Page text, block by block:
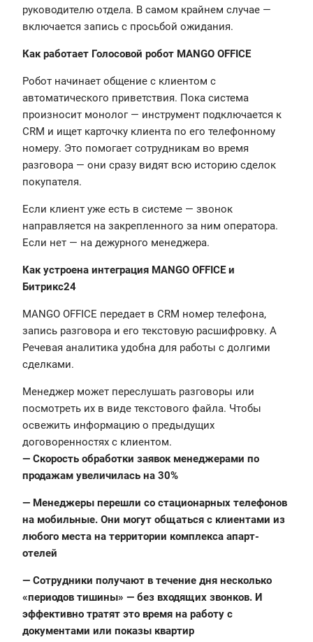
руководителю отдела. В самом крайнем случае —
включается запись с просьбой ожидания.
Как работает Голосовой робот MANGO OFFICE
Робот начинает общение с клиентом с
автоматического приветствия. Пока система
произносит монолог — инструмент подключается к
CRM и ищет карточку клиента по его телефонному
номеру. Это помогает сотрудникам во время
разговора — они сразу видят всю историю сделок
покупателя.
Если клиент уже есть в системе — звонок
направляется на закрепленного за ним оператора.
Если нет — на дежурного менеджера.
Как устроена интеграция MANGO OFFICE и
Битрикс24
MANGO OFFICE передает в CRM номер телефона,
запись разговора и его текстовую расшифровку. А
Речевая аналитика удобна для работы с долгими
сделками.
Менеджер может переслушать разговоры или
посмотреть их в виде текстового файла. Чтобы
освежить информацию о предыдущих
договоренностях с клиентом.
— Скорость обработки заявок менеджерами по
продажам увеличилась на 30%
— Менеджеры перешли со стационарных телефонов
на мобильные. Они могут общаться с клиентами из
любого места на территории комплекса апарт-
отелей
— Сотрудники получают в течение дня несколько
«периодов тишины» — без входящих звонков. И
эффективно тратят это время на работу с
документами или показы квартир